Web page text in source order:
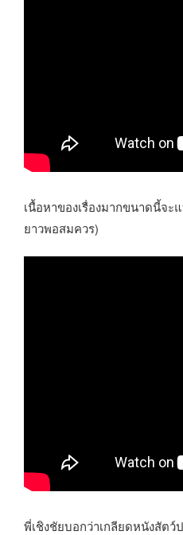
เนื้อหาของเรื่องมากขนาดนี้จ
ยาวพอสมควร)
พี่เชิงชัยบอกว่าเกลียดหนังสัต